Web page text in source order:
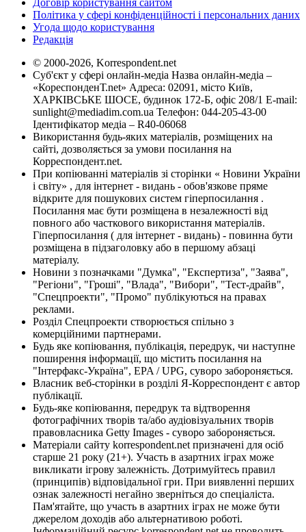
Політика у сфері конфіденційності і персональних даних
Угода щодо користування
Редакція
© 2000-2026, Korrespondent.net
Суб'єкт у сфері онлайн-медіа Назва онлайн-медіа –
«КореспонденТ.net» Адреса: 02091, місто Київ,
ХАРКІВСЬКЕ ШОСЕ, будинок 172-Б, офіс 208/1 E-mail:
sunlight@mediadim.com.ua Телефон: 044-205-43-00
Ідентифікатор медіа – R40-06068
Використання будь-яких матеріалів, розміщених на
сайті, дозволяється за умови посилання на
Корреспондент.net.
При копіюванні матеріалів зі сторінки « Новини України
і світу» , для інтернет - видань - обов'язкове пряме
відкрите для пошукових систем гіперпосилання .
Посилання має бути розміщена в незалежності від
повного або часткового використання матеріалів.
Гіперпосилання ( для інтернет - видань) - повинна бути
розміщена в підзаголовку або в першому абзаці
матеріалу.
Новини з позначками "Думка", "Експертиза", "Заява",
"Регіони", "Гроші", "Влада", "Вибори", "Тест-драйв",
"Спецпроекти", "Промо" публікуються на правах
реклами.
Розділ Спецпроекти створюється спільно з
комерційними партнерами.
Будь яке копіювання, публікація, передрук, чи наступне
поширення інформації, що містить посилання на
"Інтерфакс-Україна", EPA / UPG, суворо забороняється.
Власник веб-сторінки в розділі Я-Корреспондент є автор
публікації.
Будь-яке копіювання, передрук та відтворення
фотографічних творів та/або аудіовізуальних творів
правовласника Getty Images - суворо забороняється.
Матеріали сайту korrespondent.net призначені для осіб
старше 21 року (21+). Участь в азартних іграх може
викликати ігрову залежність. Дотримуйтесь правил
(принципів) відповідальної гри. При виявленні перших
ознак залежності негайно зверніться до спеціаліста.
Пам'ятайте, що участь в азартних іграх не може бути
джерелом доходів або альтернативою роботі.